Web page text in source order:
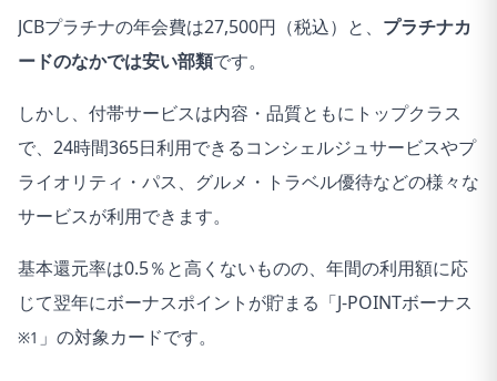
JCBプラチナの年会費は27,500円（税込）と、 プラチナカ
ードのなかでは安い部類です。
しかし、付帯サービスは内容・品質ともにトップクラス
で、24時間365日利用できるコンシェルジュサービスやプ
ライオリティ・パス、グルメ・トラベル優待などの様々な
サービスが利用できます。
基本還元率は0.5％と高くないものの、年間の利用額に応
じて翌年にボーナスポイントが貯まる「J-POINTボーナス
※1 」の対象カードです。